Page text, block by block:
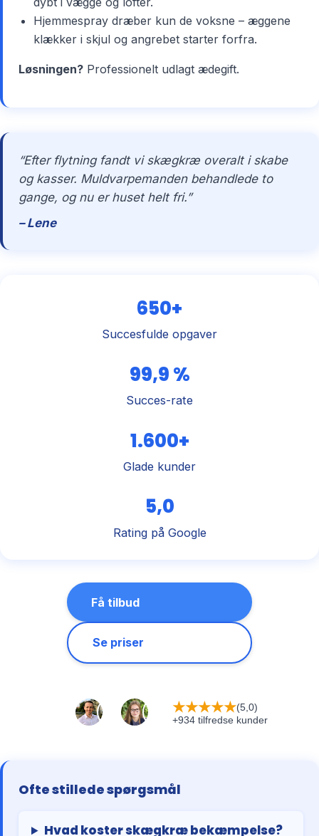
Hjemmespray dræber kun de voksne – æggene
klækker i skjul og angrebet starter forfra.
Løsningen? Professionelt udlagt ædegift.
“Efter flytning fandt vi skægkræ overalt i skabe
og kasser. Muldvarpemanden behandlede to
gange, og nu er huset helt fri.”
– Lene
650+
Succesfulde opgaver
99,9 %
Succes-rate
1.600+
Glade kunder
5,0
Rating på Google
Få tilbud
Se priser
★★★★★(5,0)
+934 tilfredse kunder
Ofte stillede spørgsmål
Hvad koster skægkræ bekæmpelse?